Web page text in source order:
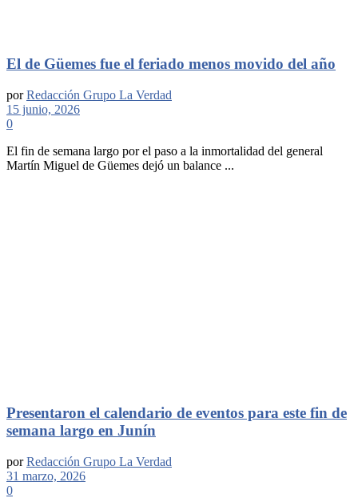
El de Güemes fue el feriado menos movido del año
por Redacción Grupo La Verdad
15 junio, 2026
0
El fin de semana largo por el paso a la inmortalidad del general
Martín Miguel de Güemes dejó un balance ...
Presentaron el calendario de eventos para este fin de
semana largo en Junín
por Redacción Grupo La Verdad
31 marzo, 2026
0